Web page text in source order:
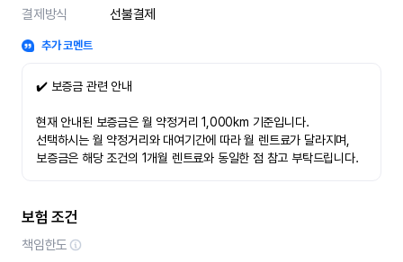
결제방식
선불결제
추가 코멘트
✔️ 보증금 관련 안내
현재 안내된 보증금은 월 약정거리 1,000km 기준입니다.
선택하시는 월 약정거리와 대여기간에 따라 월 렌트료가 달라지며,
보증금은 해당 조건의 1개월 렌트료와 동일한 점 참고 부탁드립니다.
보험 조건
책임한도